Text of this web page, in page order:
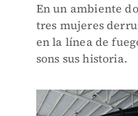
En un ambiente
tres mujeres
en la línea de
sons sus historia.